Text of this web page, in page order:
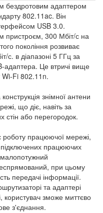
бездротовим адаптером
802.11ac. Він
USB 3.0.
пристроєм, 300 Мбіт/с на
покоління розвиває
с. в діапазоні 5 ГГц за
адаптера. Це втричі вище
Wi-Fi 802.11n.
знімної антени
що діє, навіть за
стін або перегородок.
працюючої мережі,
працюючих
при цьому
передачі інформації.
та адаптері
користувач зможе миттєво
з'єднання.